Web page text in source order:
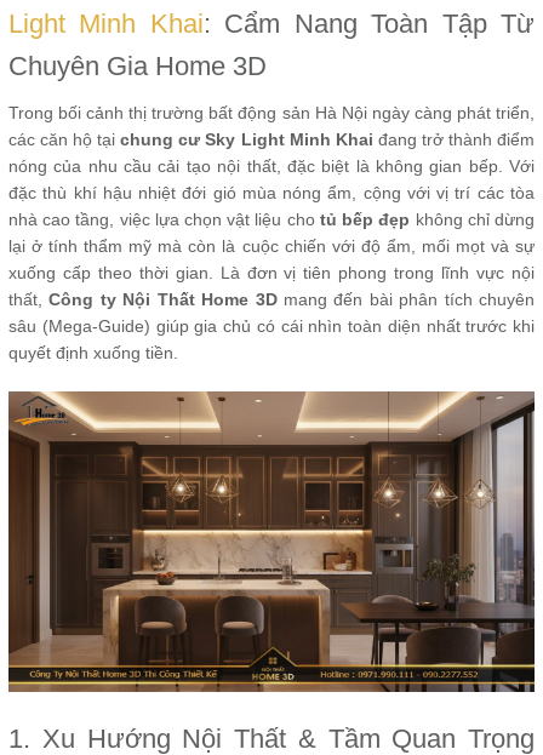
Light Minh Khai: Cẩm Nang Toàn Tập Từ
Chuyên Gia Home 3D
Trong bối cảnh thị trường bất động sản Hà Nội ngày càng phát triển,
các căn hộ tạichung cư Sky Light Minh Khai đang trở thành điểm
nóng của nhu cầu cải tạo nội thất, đặc biệt là không gian bếp. Với
đặc thù khí hậu nhiệt đới gió mùa nóng ẩm, cộng với vị trí các tòa
nhà cao tầng, việc lựa chọn vật liệu cho tủ bếp đẹp không chỉ dừng
lại ở tính thẩm mỹ mà còn là cuộc chiến với độ ẩm, mối mọt và sự
xuống cấp theo thời gian. Là đơn vị tiên phong trong lĩnh vực nội
thất,Công ty Nội Thất Home 3Dmang đến bài phân tích chuyên
sâu (Mega-Guide) giúp gia chủ có cái nhìn toàn diện nhất trước khi
quyết định xuống tiền.
1. Xu Hướng Nội Thất & Tầm Quan Trọng